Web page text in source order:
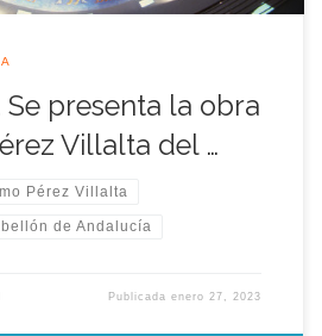
Se presenta la obra
Villalta del …
Pérez Villalta
de Andalucía
Publicadaenero 27, 2023